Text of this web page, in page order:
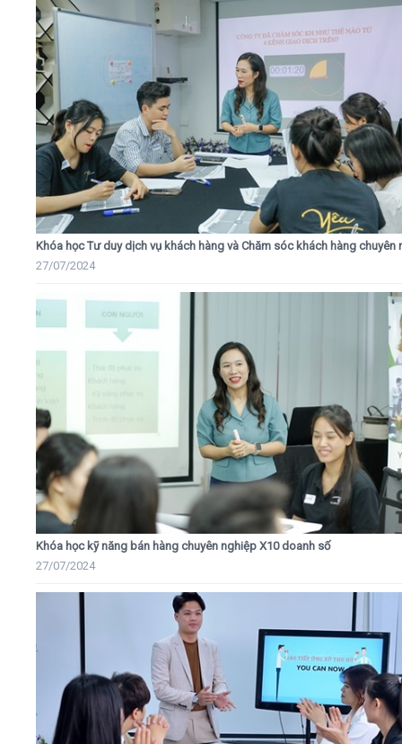
Khóa học Tư duy dịch vụ khách hàng và Chăm sóc khách hàng chuyên
27/07/2024
Khóa học kỹ năng bán hàng chuyên nghiệp X10 doanh số
27/07/2024